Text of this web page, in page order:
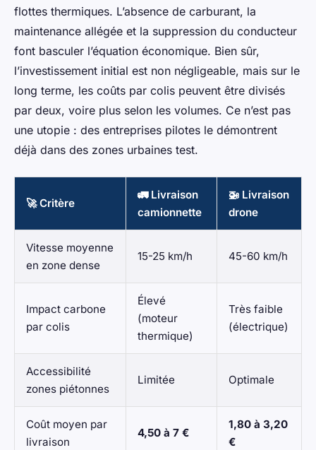
flottes thermiques. L’absence de carburant, la
maintenance allégée et la suppression du conducteur
font basculer l’équation économique. Bien sûr,
l’investissement initial est non négligeable, mais sur le
long terme, les coûts par colis peuvent être divisés
par deux, voire plus selon les volumes. Ce n’est pas
une utopie : des entreprises pilotes le démontrent
déjà dans des zones urbaines test.
🚀 Critère
🚛 Livraison
camionnette
🚁 Livraison
drone
Vitesse moyenne
en zone dense
15-25 km/h 45-60 km/h
Impact carbone
par colis
Élevé
(moteur
thermique)
Très faible
(électrique)
Accessibilité
zones piétonnes
Limitée Optimale
Coût moyen par
livraison
4,50 à 7 €
1,80 à 3,20
€